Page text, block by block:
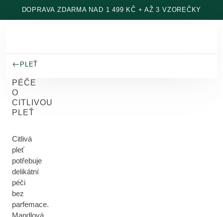
Přeskočit na hlavní obsah
DOPRAVA ZDARMA NAD 1 499 KČ + AŽ 3 VZOREČKY
PLEŤ
PÉČE
O
CITLIVOU
PLEŤ
Citlivá
pleť
potřebuje
delikátní
péči
bez
parfemace.
Mandlová